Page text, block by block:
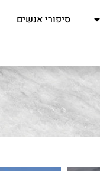
סיפורי אנשים